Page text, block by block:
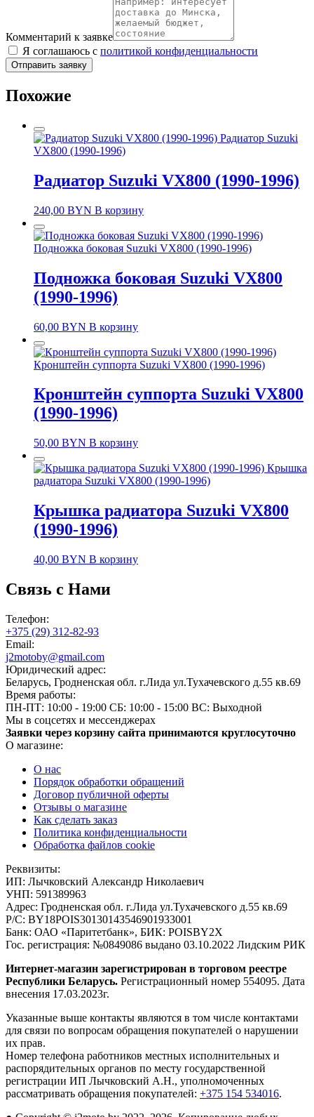
Комментарий к заявке
Я соглашаюсь с политикой конфиденциальности
Отправить заявку
Похожие
Радиатор Suzuki
VX800 (1990-1996)
Радиатор Suzuki VX800 (1990-1996)
240,00 BYN В корзину
Подножка боковая Suzuki VX800 (1990-1996)
Подножка боковая Suzuki VX800
(1990-1996)
60,00 BYN В корзину
Кронштейн суппорта Suzuki VX800 (1990-1996)
Кронштейн суппорта Suzuki VX800
(1990-1996)
50,00 BYN В корзину
Крышка
радиатора Suzuki VX800 (1990-1996)
Крышка радиатора Suzuki VX800
(1990-1996)
40,00 BYN В корзину
Связь с Нами
Телефон:
+375 (29) 312-82-93
Email:
j2motoby@gmail.com
Юридический адрес:
Беларусь, Гродненская обл. г.Лида ул.Тухачевского д.55 кв.69
Время работы:
ПН-ПТ: 10:00 - 19:00 СБ: 10:00 - 15:00 ВС: Выходной
Мы в соцсетях и мессенджерах
Заявки через корзину сайта принимаются круглосуточно
О магазине:
О нас
Порядок обработки обращений
Договор публичной оферты
Отзывы о магазине
Как сделать заказ
Политика конфиденциальности
Обработка файлов cookie
Реквизиты:
ИП: Лычковский Александр Николаевич
УНП: 591389963
Адрес: Гродненская обл. г.Лида ул.Тухачевского д.55 кв.69
Р/С: BY18POIS30130143546901933001
Банк: ОАО «Паритетбанк», БИК: POISBY2X
Гос. регистрация: №0849086 выдано 03.10.2022 Лидским РИК
Интернет-магазин зарегистрирован в торговом реестре
Республики Беларусь. Регистрационный номер 554095. Дата
внесения 17.03.2023г.
Указанные выше контакты являются в том числе контактами
для связи по вопросам обращения покупателей о нарушении
их прав.
Номер телефона работников местных исполнительных и
распорядительных органов по месту государственной
регистрации ИП Лычковский А.Н., уполномоченных
рассматривать обращения покупателей: +375 154 534016.